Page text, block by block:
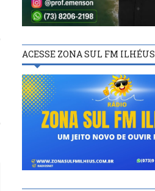
ACESSE ZONA SUL FM ILHÉUS